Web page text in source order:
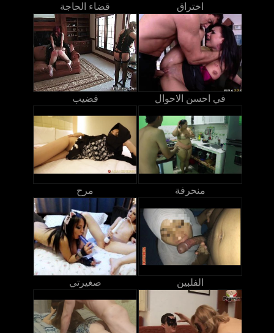
قضاء الحاجة اختراق
قضيب في احسن الاحوال
مرح منحرفة
صغيرتي الفلبين